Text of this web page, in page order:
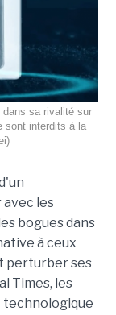
dans sa rivalité sur
sont interdits à la
les
bogues dans
à ceux
perturber ses
Times, les
technologique